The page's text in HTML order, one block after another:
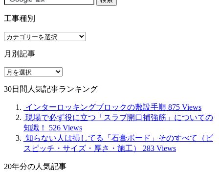
工事種別
工
種
別
月別記事
月
記
30日間人気記事ランキング
インターロッキングブロックの敷設手順 875 Views
現場で必ず役に立つ「スラブ開口補強筋」についての
知識！
526 Views
知らない人は損してる「石膏ボード」そのすべて（ビ
スピッチ・サイズ・厚さ・施工）
283 Views
20年分の人気記事